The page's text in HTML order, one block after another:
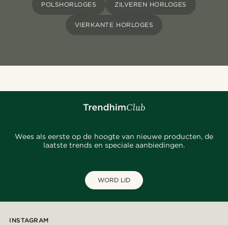
POLSHORLOGES ZILVEREN HORLOGES
VIERKANTE HORLOGES
Wees als eerste op de hoogte van nieuwe producten, de
laatste trends en speciale aanbiedingen.
WORD LID
INSTAGRAM